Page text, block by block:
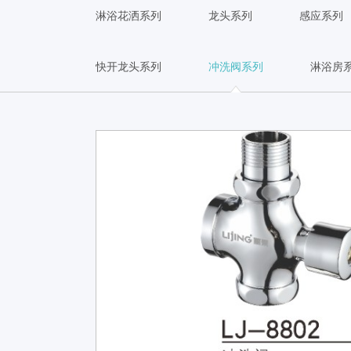
淋浴花洒系列 龙头系列 感应系列
快开龙头系列 冲洗阀系列 淋浴房